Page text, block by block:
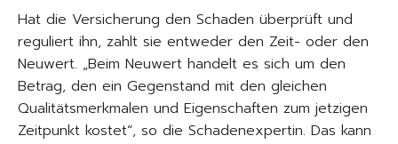
Hat die Versicherung den Schaden überprüft und
reguliert ihn, zahlt sie entweder den Zeit- oder den
Neuwert. „Beim Neuwert handelt es sich um den
Betrag, den ein Gegenstand mit den gleichen
Qualitätsmerkmalen und Eigenschaften zum jetzigen
Zeitpunkt kostet“, so die Schadenexpertin. Das kann